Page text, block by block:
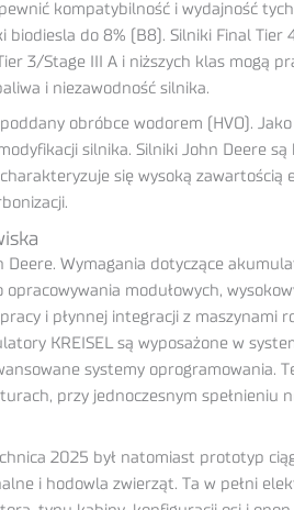
kompatybilność i wydajność
biodiesla do 8% (B8). Silniki Final
3/Stage III A i niższych klas mogą
i niezawodność silnika.
obróbce wodorem (HVO).
silnika. Silniki John Deere
się wysoką
Wymagania dotyczące
modułowych,
i płynnej integracji z
KREISEL są wyposażone w
systemy oprogramowania.
przy jednoczesnym
2025 był natomiast prototyp
i hodowla zwierząt. Ta w pełni